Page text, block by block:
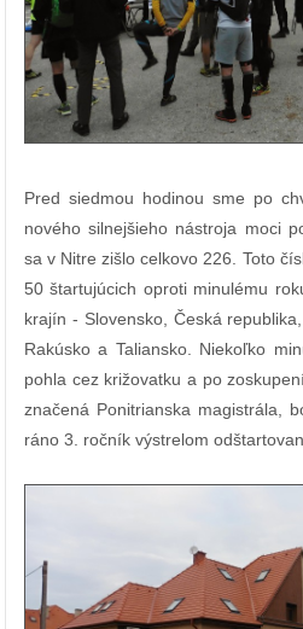
Pred siedmou hodinou sme po
nového silnejšieho nástroja moci
sa v Nitre zišlo celkovo 226. Toto
50 štartujúcich oproti minulému
krajín - Slovensko, Česká
Rakúsko a Taliansko. Niekoľko
pohla cez križovatku a po
značená Ponitrianska magistrála,
ráno 3. ročník výstrelom